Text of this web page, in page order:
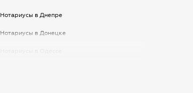
Нотариусы в Днепре
Нотариусы в Донецке